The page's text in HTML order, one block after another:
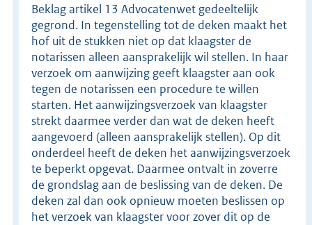
Beklag artikel 13 Advocatenwet gedeeltelijk
gegrond. In tegenstelling tot de deken maakt het
hof uit de stukken niet op dat klaagster de
notarissen alleen aansprakelijk wil stellen. In haar
verzoek om aanwijzing geeft klaagster aan ook
tegen de notarissen een procedure te willen
starten. Het aanwijzingsverzoek van klaagster
strekt daarmee verder dan wat de deken heeft
aangevoerd (alleen aansprakelijk stellen). Op dit
onderdeel heeft de deken het aanwijzingsverzoek
te beperkt opgevat. Daarmee ontvalt in zoverre
de grondslag aan de beslissing van de deken. De
deken zal dan ook opnieuw moeten beslissen op
het verzoek van klaagster voor zover dit op de